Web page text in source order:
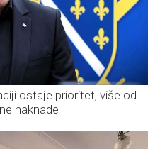
ostaje prioritet, više od
naknade